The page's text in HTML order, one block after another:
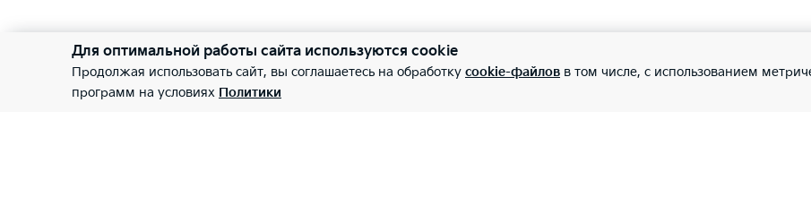
Для оптимальной работы сайта используются cookie
Продолжая использовать сайт, вы соглашаетесь на обработку cookie-файлов в том числе, с использованием
программ на условиях Политики